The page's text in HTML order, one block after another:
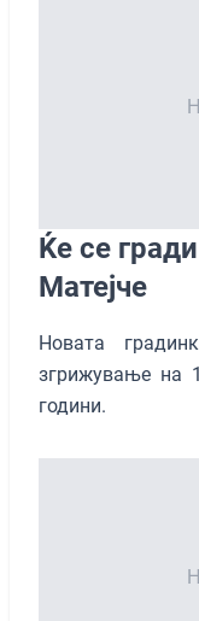
Ќе се
Матејче
Новата
згрижување на
години.